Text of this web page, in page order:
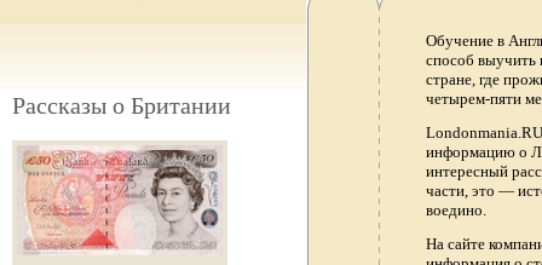
Рассказы о Британии
Обучение в
способ выучить
стране, где
четырем-пяти
информацию о
интересный
части, это —
воедино.
На сайте